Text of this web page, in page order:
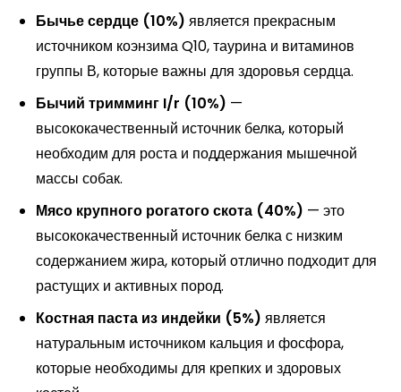
Бычье сердце (10%) является прекрасным
источником коэнзима Q10, таурина и витаминов
группы В, которые важны для здоровья сердца.
Бычий тримминг I/r (10%) —
высококачественный источник белка, который
необходим для роста и поддержания мышечной
массы собак.
Мясо крупного рогатого скота (40%) — это
высококачественный источник белка с низким
содержанием жира, который отлично подходит для
растущих и активных пород.
Костная паста из индейки (5%) является
натуральным источником кальция и фосфора,
которые необходимы для крепких и здоровых